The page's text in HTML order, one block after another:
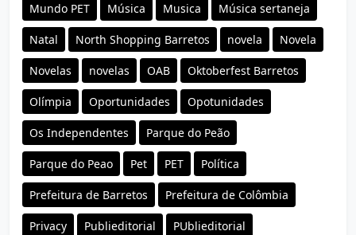
Mundo PET Música Musica Música sertaneja
Natal North Shopping Barretos novela Novela
Novelas novelas OAB Oktoberfest Barretos
Olímpia Oportunidades Opotunidades
Os Independentes Parque do Peão
Parque do Peao Pet PET Política
Prefeitura de Barretos Prefeitura de Colômbia
Privacy Publieditorial PUblieditorial